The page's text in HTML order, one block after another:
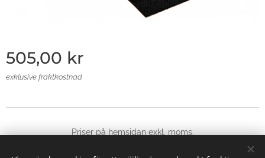
505,00 kr
exklusive fraktkostnad
Priser på hemsidan exkl, moms.